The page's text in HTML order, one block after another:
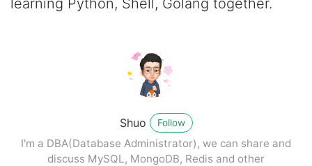
learning Python, Shell, Golang together.
Shuo Follow
I'm a DBA(Database Administrator), we can share and
discuss MySQL, MongoDB, Redis and other